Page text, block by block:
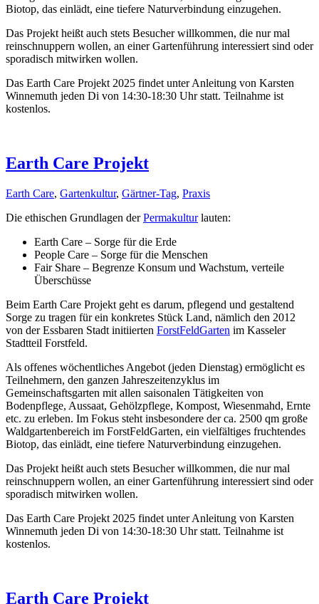
Biotop, das einlädt, eine tiefere Naturverbindung einzugehen.
Das Projekt heißt auch stets Besucher willkommen, die nur mal
reinschnuppern wollen, an einer Gartenführung interessiert sind oder
sporadisch mitwirken wollen.
Das Earth Care Projekt 2025 findet unter Anleitung von Karsten
Winnemuth jeden Di von 14:30-18:30 Uhr statt. Teilnahme ist
kostenlos.
Earth Care Projekt
Earth Care, Gartenkultur, Gärtner-Tag, Praxis
Die ethischen Grundlagen derPermakulturlauten:
Earth Care – Sorge für die Erde
People Care – Sorge für die Menschen
Fair Share – Begrenze Konsum und Wachstum, verteile
Überschüsse
Beim Earth Care Projekt geht es darum, pflegend und gestaltend
Sorge zu tragen für ein konkretes Stück Land, nämlich den 2012
von der Essbaren Stadt initiierten ForstFeldGarten im Kasseler
Stadtteil Forstfeld.
Als offenes wöchentliches Angebot (jeden Dienstag) ermöglicht es
Teilnehmern, den ganzen Jahreszeitenzyklus im
Gemeinschaftsgarten mit allen saisonalen Tätigkeiten von
Bodenpflege, Aussaat, Gehölzpflege, Kompost, Wiesenmahd, Ernte
etc. zu erleben. Im Fokus steht insbesondere der ca. 2500 qm große
Waldgartenbereich im ForstFeldGarten, ein vielfältiges fruchtendes
Biotop, das einlädt, eine tiefere Naturverbindung einzugehen.
Das Projekt heißt auch stets Besucher willkommen, die nur mal
reinschnuppern wollen, an einer Gartenführung interessiert sind oder
sporadisch mitwirken wollen.
Das Earth Care Projekt 2025 findet unter Anleitung von Karsten
Winnemuth jeden Di von 14:30-18:30 Uhr statt. Teilnahme ist
kostenlos.
Earth Care Projekt